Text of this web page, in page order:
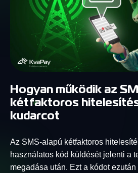
Hogyan működik az
kétfaktoros
kudarcot
Az SMS-alapú kétfaktoros
használatos kód küldését jelenti a
megadása után. Ezt a kódot ezután